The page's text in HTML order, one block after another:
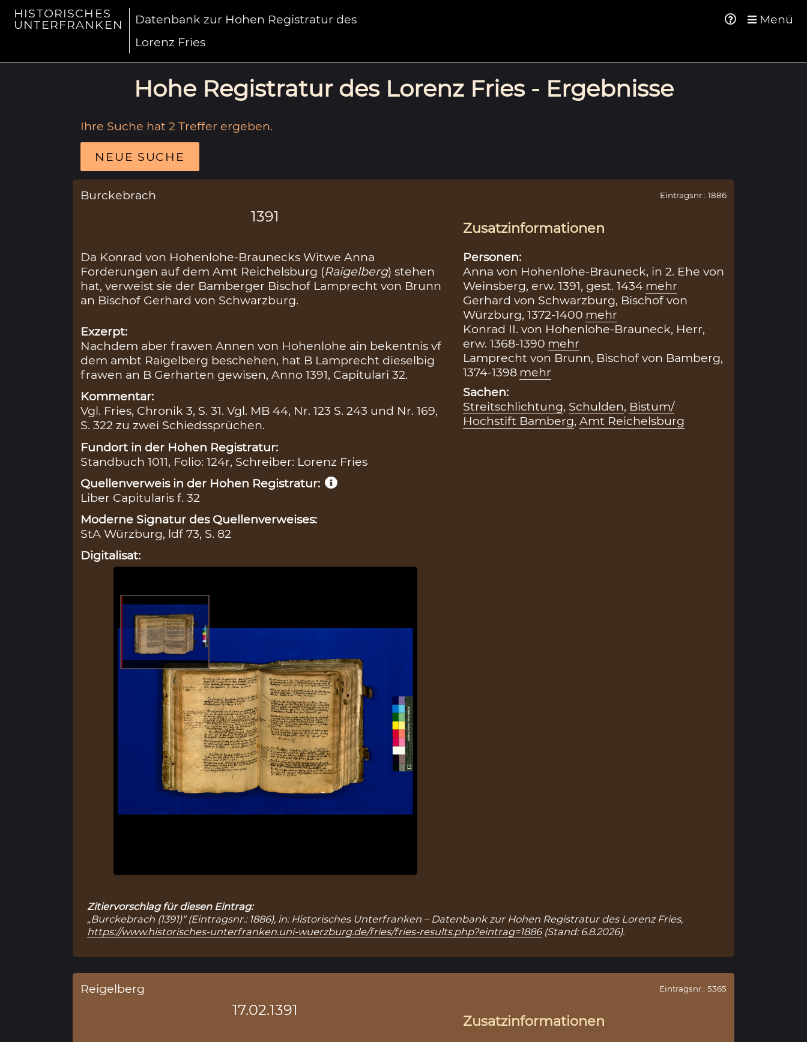
HISTORISCHES
UNTERFRANKEN
Datenbank zur Hohen Registratur des
Lorenz Fries
Menü
Hohe Registratur des Lorenz Fries - Ergebnisse
Ihre Suche hat 2 Treffer ergeben.
NEUE SUCHE
Burckebrach
1391
Da Konrad von Hohenlohe-Braunecks Witwe Anna
Forderungen auf dem Amt Reichelsburg (Raigelberg) stehen
hat, verweist sie der Bamberger Bischof Lamprecht von Brunn
an Bischof Gerhard von Schwarzburg.
Exzerpt:
Nachdem aber frawen Annen von Hohenlohe ain bekentnis vf
dem ambt Raigelberg beschehen, hat B Lamprecht dieselbig
frawen an B Gerharten gewisen, Anno 1391, Capitulari 32.
Kommentar:
Vgl. Fries, Chronik 3, S. 31. Vgl. MB 44, Nr. 123 S. 243 und Nr. 169,
S. 322 zu zwei Schiedssprüchen.
Fundort in der Hohen Registratur:
Standbuch 1011, Folio: 124r, Schreiber: Lorenz Fries
Quellenverweis in der Hohen Registratur:
Liber Capitularis f. 32
Moderne Signatur des Quellenverweises:
StA Würzburg, ldf 73, S. 82
Digitalisat:
Eintragsnr.: 1886
Zusatzinformationen
Personen:
Anna von Hohenlohe-Brauneck, in 2. Ehe von
Weinsberg, erw. 1391, gest. 1434 mehr
Gerhard von Schwarzburg, Bischof von
Würzburg, 1372-1400 mehr
Konrad II. von Hohenlohe-Brauneck, Herr,
erw. 1368-1390 mehr
Lamprecht von Brunn, Bischof von Bamberg,
1374-1398 mehr
Sachen:
Streitschlichtung, Schulden, Bistum/
Hochstift Bamberg, Amt Reichelsburg
Zitiervorschlag für diesen Eintrag:
„Burckebrach (1391)“ (Eintragsnr.: 1886), in: Historisches Unterfranken – Datenbank zur Hohen Registratur des Lorenz Fries,
https://www.historisches-unterfranken.uni-wuerzburg.de/fries/fries-results.php?eintrag=1886(Stand: 6.8.2026).
Reigelberg
17.02.1391
Eintragsnr.: 5365
Zusatzinformationen